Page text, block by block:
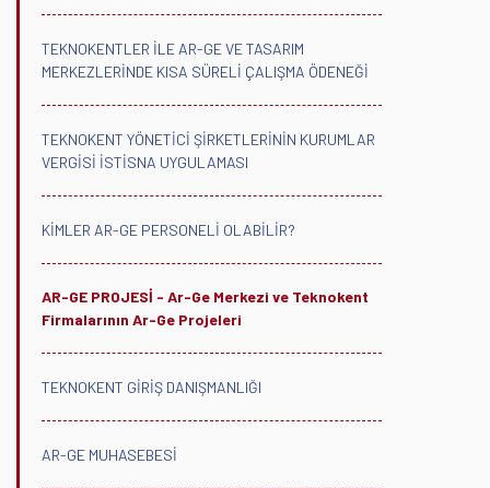
TEKNOKENTLER İLE AR-GE VE TASARIM
MERKEZLERİNDE KISA SÜRELİ ÇALIŞMA ÖDENEĞİ
TEKNOKENT YÖNETİCİ ŞİRKETLERİNİN KURUMLAR
VERGİSİ İSTİSNA UYGULAMASI
KİMLER AR-GE PERSONELİ OLABİLİR?
AR-GE PROJESİ - Ar-Ge Merkezi ve Teknokent
Firmalarının Ar-Ge Projeleri
TEKNOKENT GİRİŞ DANIŞMANLIĞI
AR-GE MUHASEBESİ